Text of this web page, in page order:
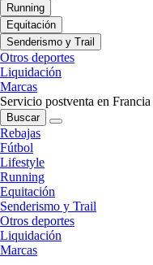
Running
Equitación
Senderismo y Trail
Otros deportes
Liquidación
Marcas
Servicio postventa en Francia
Buscar
Rebajas
Fútbol
Lifestyle
Running
Equitación
Senderismo y Trail
Otros deportes
Liquidación
Marcas